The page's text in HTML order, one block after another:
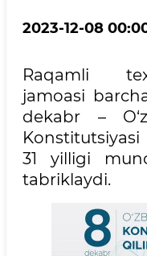
2023-12-08
Raqamli
jamoasi
dekabr –
31 yilligi
tabriklaydi.